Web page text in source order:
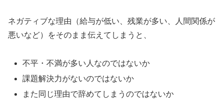
ネガティブな理由（給与が低い、残業が多い、人間関係が
悪いなど）をそのまま伝えてしまうと、
不平・不満が多い人なのではないか
課題解決力がないのではないか
また同じ理由で辞めてしまうのではないか